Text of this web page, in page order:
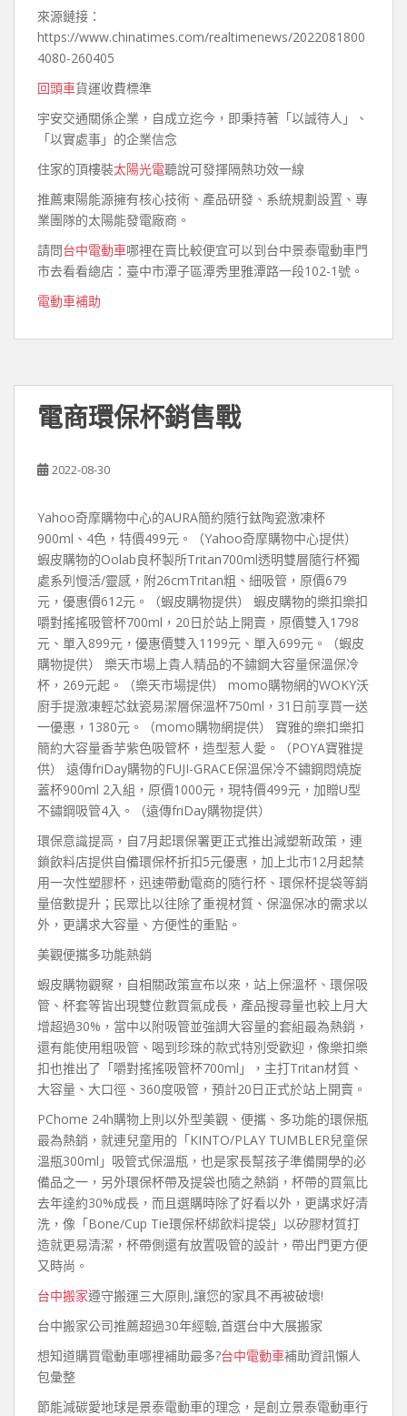
來源鏈接：
https://www.chinatimes.com/realtimenews/2022081800
4080-260405
回頭車貨運收費標準
宇安交通關係企業，自成立迄今，即秉持著「以誠待人」、
「以實處事」的企業信念
住家的頂樓裝太陽光電聽說可發揮隔熱功效一線
推薦東陽能源擁有核心技術、產品研發、系統規劃設置、專
業團隊的太陽能發電廠商。
請問台中電動車哪裡在賣比較便宜可以到台中景泰電動車門
市去看看總店：臺中市潭子區潭秀里雅潭路一段102-1號。
電動車補助
電商環保杯銷售戰
2022-08-30
Yahoo奇摩購物中心的AURA簡約隨行鈦陶瓷激凍杯
900ml、4色，特價499元。（Yahoo奇摩購物中心提供）
蝦皮購物的Oolab良杯製所Tritan700ml透明雙層隨行杯獨
處系列慢活/靈感，附26cmTritan粗、細吸管，原價679
元，優惠價612元。（蝦皮購物提供） 蝦皮購物的樂扣樂扣
嚼對搖搖吸管杯700ml，20日於站上開賣，原價雙入1798
元、單入899元，優惠價雙入1199元、單入699元。（蝦皮
購物提供） 樂天市場上貴人精品的不鏽鋼大容量保溫保冷
杯，269元起。（樂天市場提供） momo購物網的WOKY沃
廚手提激凍輕芯鈦瓷易潔層保溫杯750ml，31日前享買一送
一優惠，1380元。（momo購物網提供） 寶雅的樂扣樂扣
簡約大容量香芋紫色吸管杯，造型惹人愛。（POYA寶雅提
供） 遠傳friDay購物的FUJI-GRACE保溫保冷不鏽鋼悶燒旋
蓋杯900ml 2入組，原價1000元，現特價499元，加贈U型
不鏽鋼吸管4入。（遠傳friDay購物提供）
環保意識提高，自7月起環保署更正式推出減塑新政策，連
鎖飲料店提供自備環保杯折扣5元優惠，加上北市12月起禁
用一次性塑膠杯，迅速帶動電商的隨行杯、環保杯提袋等銷
量倍數提升；民眾比以往除了重視材質、保溫保冰的需求以
外，更講求大容量、方便性的重點。
美觀便攜多功能熱銷
蝦皮購物觀察，自相關政策宣布以來，站上保溫杯、環保吸
管、杯套等皆出現雙位數買氣成長，產品搜尋量也較上月大
增超過30%，當中以附吸管並強調大容量的套組最為熱銷，
還有能使用粗吸管、喝到珍珠的款式特別受歡迎，像樂扣樂
扣也推出了「嚼對搖搖吸管杯700ml」，主打Tritan材質、
大容量、大口徑、360度吸管，預計20日正式於站上開賣。
PChome 24h購物上則以外型美觀、便攜、多功能的環保瓶
最為熱銷，就連兒童用的「KINTO/PLAY TUMBLER兒童保
溫瓶300ml」吸管式保溫瓶，也是家長幫孩子準備開學的必
備品之一，另外環保杯帶及提袋也隨之熱銷，杯帶的買氣比
去年達約30%成長，而且選購時除了好看以外，更講求好清
洗，像「Bone/Cup Tie環保杯綁飲料提袋」以矽膠材質打
造就更易清潔，杯帶側還有放置吸管的設計，帶出門更方便
又時尚。
台中搬家遵守搬運三大原則,讓您的家具不再被破壞!
台中搬家公司推薦超過30年經驗,首選台中大展搬家
想知道購買電動車哪裡補助最多?台中電動車補助資訊懶人
包彙整
節能減碳愛地球是景泰電動車的理念，是創立景泰電動車行